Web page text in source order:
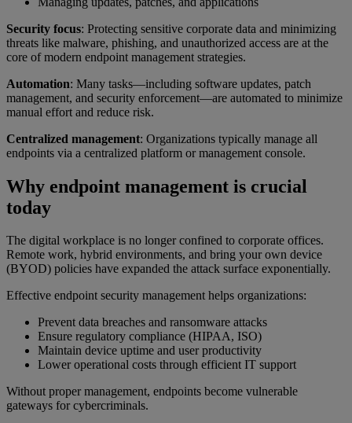
Security focus: Protecting sensitive corporate data and minimizing
threats like malware, phishing, and unauthorized access are at the
core of modern endpoint management strategies.
Automation: Many tasks—including software updates, patch
management, and security enforcement—are automated to minimize
manual effort and reduce risk.
Centralized management: Organizations typically manage all
endpoints via a centralized platform or management console.
Why endpoint management is crucial
today
The digital workplace is no longer confined to corporate offices.
Remote work, hybrid environments, and bring your own device
(BYOD) policies have expanded the attack surface exponentially.
Effective endpoint security management helps organizations:
Prevent data breaches and ransomware attacks
Ensure regulatory compliance (HIPAA, ISO)
Maintain device uptime and user productivity
Lower operational costs through efficient IT support
Without proper management, endpoints become vulnerable
gateways for cybercriminals.